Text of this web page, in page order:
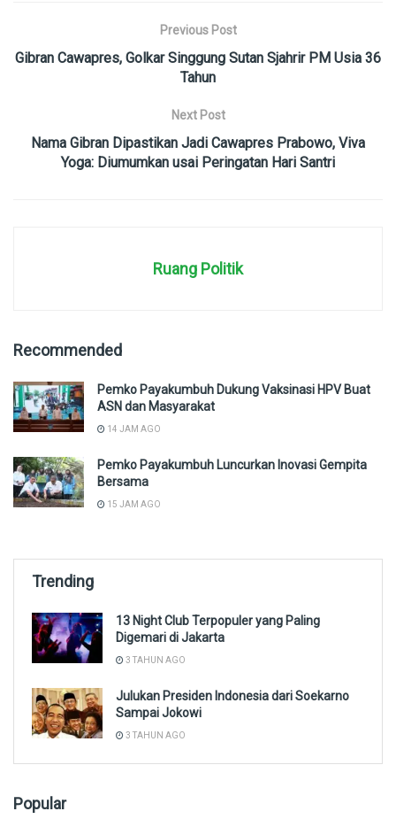
Previous Post
Gibran Cawapres, Golkar Singgung Sutan Sjahrir PM Usia 36
Tahun
Next Post
Nama Gibran Dipastikan Jadi Cawapres Prabowo, Viva
Yoga: Diumumkan usai Peringatan Hari Santri
Ruang Politik
Recommended
Pemko Payakumbuh Dukung Vaksinasi HPV Buat
ASN dan Masyarakat
14 JAM AGO
Pemko Payakumbuh Luncurkan Inovasi Gempita
Bersama
15 JAM AGO
Trending
13 Night Club Terpopuler yang Paling
Digemari di Jakarta
3 TAHUN AGO
Julukan Presiden Indonesia dari Soekarno
Sampai Jokowi
3 TAHUN AGO
Popular